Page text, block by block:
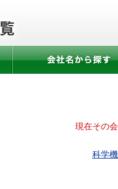
現在その
科学